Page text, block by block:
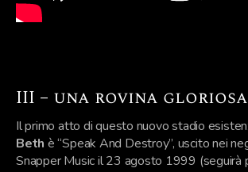
III – una rovina gloriosa
Il primo atto di questo nuovo stadio
Beth è “Speak And Destroy”, uscito nei
Snapper Music il 23 agosto 1999 (seguirà